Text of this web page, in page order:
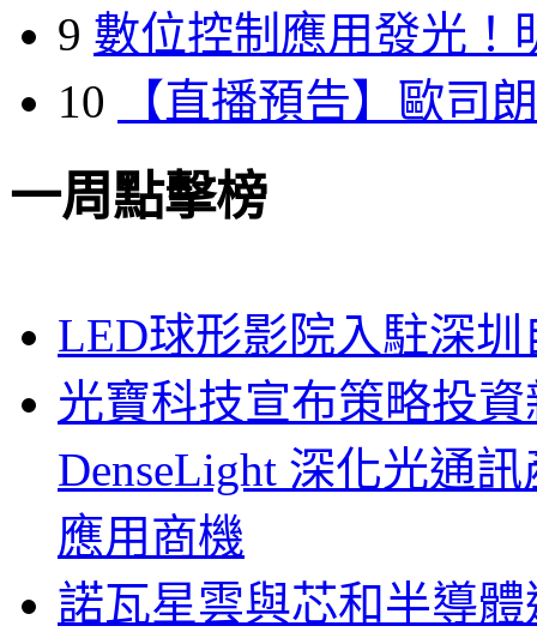
9 數位控制應用發光！
10
【直播預告】歐司
一周點擊榜
LED球形影院入駐深
光寶科技宣布策略投
DenseLight 深化光通
應用商機
諾瓦星雲與芯和半導